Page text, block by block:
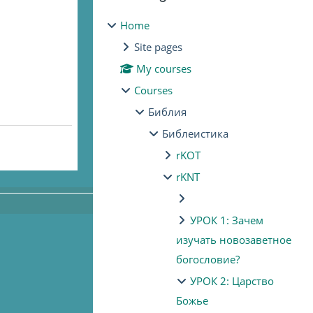
Home
Site pages
My courses
Courses
Библия
Библеистика
rKOT
rKNT
УРОК 1: Зачем
изучать новозаветное
богословие?
УРОК 2: Царство
Божье